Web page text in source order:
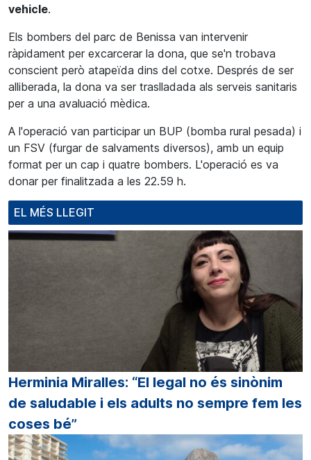
vehicle.
Els bombers del parc de Benissa van intervenir
ràpidament per excarcerar la dona, que se'n trobava
conscient però atapeïda dins del cotxe. Després de ser
alliberada, la dona va ser traslladada als serveis sanitaris
per a una avaluació mèdica.
A l'operació van participar un BUP (bomba rural pesada) i
un FSV (furgar de salvaments diversos), amb un equip
format per un cap i quatre bombers. L'operació es va
donar per finalitzada a les 22.59 h.
EL MÉS LLEGIT
Herminia Miralles: “El legal no és sinònim
de saludable i els adults no sempre fem les
coses bé”